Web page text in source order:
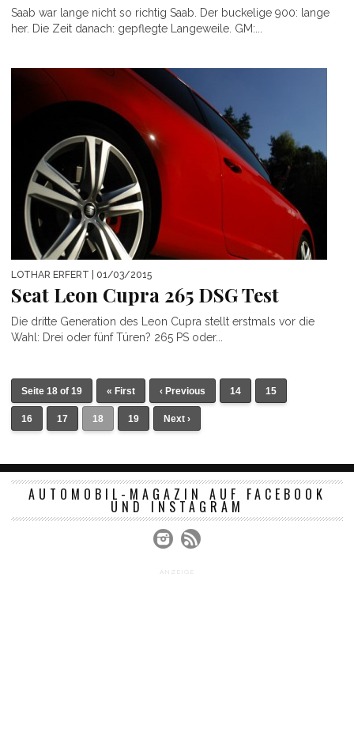
Saab war lange nicht so richtig Saab. Der buckelige 900: lange
her. Die Zeit danach: gepflegte Langeweile. GM:...
LOTHAR ERFERT | 01/03/2015
Seat Leon Cupra 265 DSG Test
Die dritte Generation des Leon Cupra stellt erstmals vor die
Wahl: Drei oder fünf Türen? 265 PS oder...
Seite 18 of 19 « First ‹ Previous 14 15
16 17 18 19 Next ›
AUTOMOBIL-MAGAZIN AUF FACEBOOK
UND INSTAGRAM
ANZEIGE